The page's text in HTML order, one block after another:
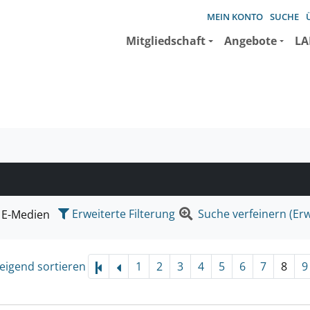
MEIN KONTO SUCHE
Mitgliedschaft Angebote
suchen wollen.
E-Medien Erweiterte Filterung Suche verfeinern
sortieren 1 2 3 4 5 6 7 8 9